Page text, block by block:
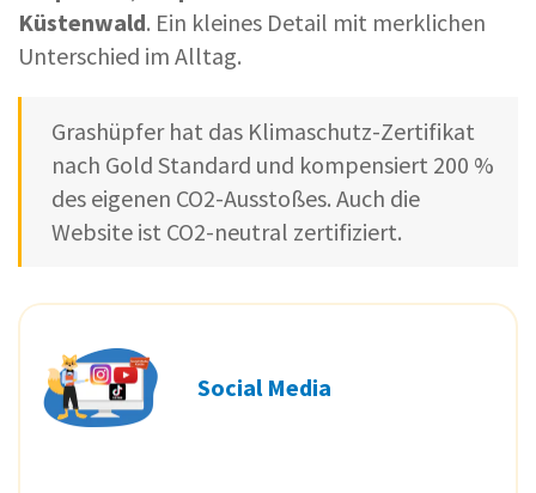
Küstenwald. Ein kleines Detail mit merklichen
Unterschied im Alltag.
Grashüpfer hat das Klimaschutz-Zertifikat
nach Gold Standard und kompensiert 200 %
des eigenen CO2-Ausstoßes. Auch die
Website ist CO2-neutral zertifiziert.
Social Media